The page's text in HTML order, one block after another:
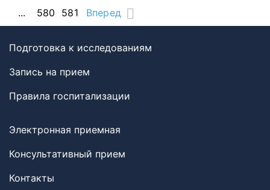
...
580 581 Вперед
Подготовка к исследованиям
Запись на прием
Правила госпитализации
Электронная приемная
Консультативный прием
Контакты